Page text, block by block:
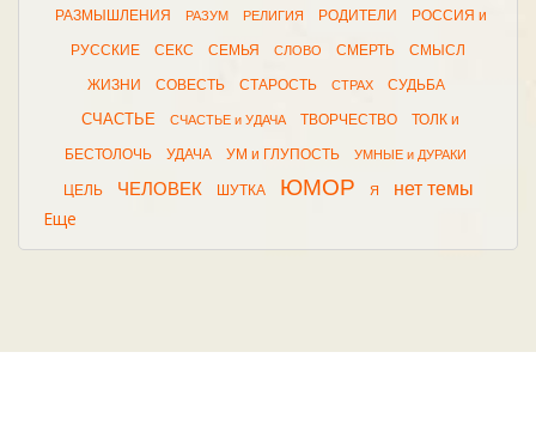
РАЗМЫШЛЕНИЯ РАЗУМ РЕЛИГИЯ РОДИТЕЛИ РОССИЯ и
РУССКИЕ СЕКС СЕМЬЯ СЛОВО СМЕРТЬ СМЫСЛ
ЖИЗНИ СОВЕСТЬ СТАРОСТЬ СТРАХ СУДЬБА
СЧАСТЬЕ СЧАСТЬЕ и УДАЧА ТВОРЧЕСТВО ТОЛК и
БЕСТОЛОЧЬ УДАЧА УМ и ГЛУПОСТЬ УМНЫЕ и ДУРАКИ
ЦЕЛЬ ЧЕЛОВЕК ШУТКА ЮМОР Я нет темы
Еще